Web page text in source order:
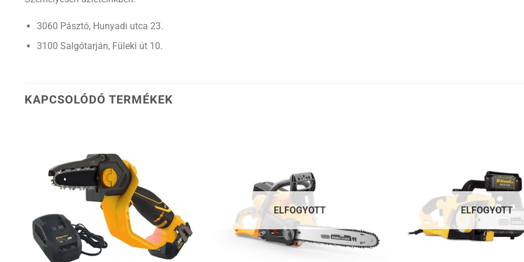
3060 Pásztó, Hunyadi utca 23.
3100 Salgótarján, Füleki út 10.
KAPCSOLÓDÓ TERMÉKEK
ELFOGYOTT ELFOGYOTT